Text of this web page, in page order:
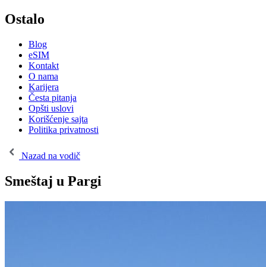
Ostalo
Blog
eSIM
Kontakt
O nama
Karijera
Česta pitanja
Opšti uslovi
Korišćenje sajta
Politika privatnosti
Nazad na vodič
Smeštaj u Pargi